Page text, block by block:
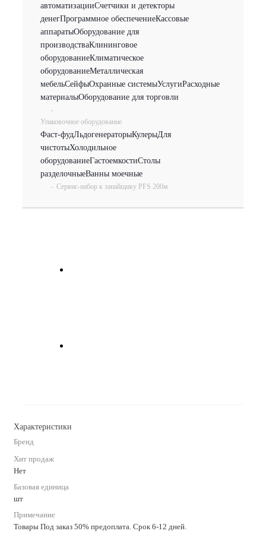
автоматизацииСчетчики и детекторы
денегПрограммное обеспечениеКассовые
аппаратыОборудование для
производстваКлининговое
оборудованиеКлиматическое
оборудованиеМеталлическая
мебельСейфыОхранные системыУслугиРасходные
материалыОборудование для торговли
-
Упаковочное оборудование
Фаст-фудЛьдогенераторыКулерыДля
чистотыХолодильное
оборудованиеГастоемкостиСтолы
разделочныеВанны моечные
- Сервис-набор к запайщику PFS 200м
Характеристики
Бренд
Хит продаж
Нет
Базовая единица
шт
Примечание
Товары Под заказ 50% предоплата. Срок 6-12 дней.